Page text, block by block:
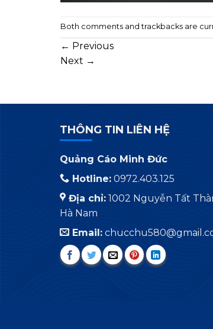
Both comments and trackbacks are
← Previous
Next →
THÔNG TIN LIÊN HỆ
Quảng Cáo Minh Đức
Hotline:0972.403.125
Địa chỉ:1002 Nguyễn Tất
Hà Nam
Email: